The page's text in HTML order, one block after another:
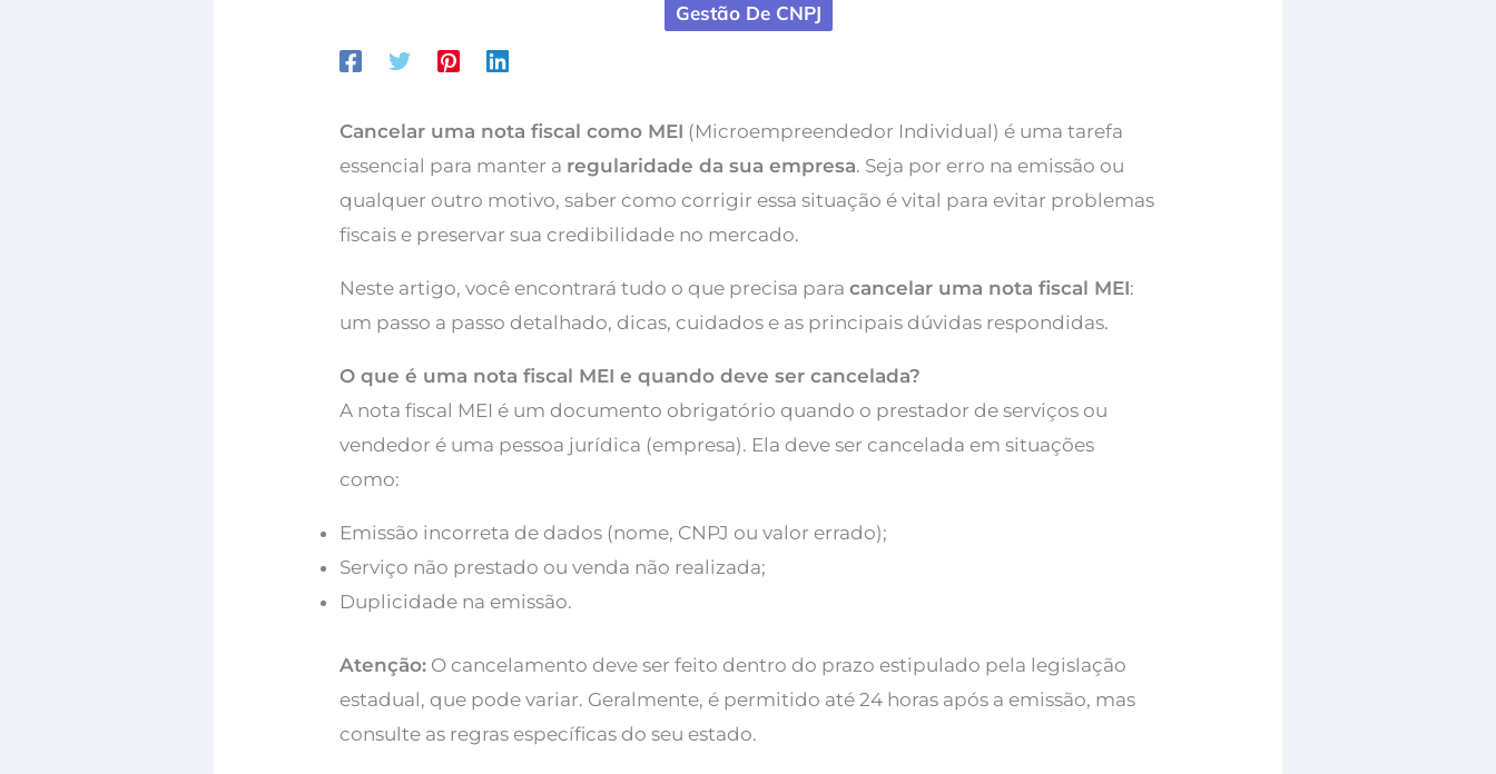
Gestão De CNPJ
Cancelar uma nota fiscal como MEI (Microempreendedor Individual) é uma tarefa
essencial para manter a regularidade da sua empresa. Seja por erro na emissão ou
qualquer outro motivo, saber como corrigir essa situação é vital para evitar problemas
fiscais e preservar sua credibilidade no mercado.
Neste artigo, você encontrará tudo o que precisa paracancelar uma nota fiscal MEI:
um passo a passo detalhado, dicas, cuidados e as principais dúvidas respondidas.
O que é uma nota fiscal MEI e quando deve ser cancelada?
A nota fiscal MEI é um documento obrigatório quando o prestador de serviços ou
vendedor é uma pessoa jurídica (empresa). Ela deve ser cancelada em situações
como:
Emissão incorreta de dados (nome, CNPJ ou valor errado);
Serviço não prestado ou venda não realizada;
Duplicidade na emissão.
Atenção: O cancelamento deve ser feito dentro do prazo estipulado pela legislação
estadual, que pode variar. Geralmente, é permitido até 24 horas após a emissão, mas
consulte as regras específicas do seu estado.